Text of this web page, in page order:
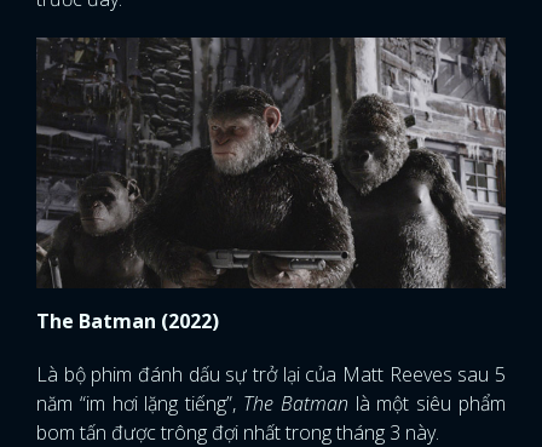
The Batman (2022)
Là bộ phim đánh dấu sự trở lại của Matt Reeves sau 5
năm “im hơi lặng tiếng”, The Batman là một siêu phẩm
bom tấn được trông đợi nhất trong tháng 3 này.